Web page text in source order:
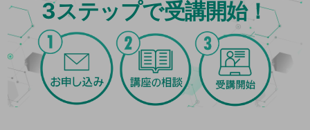
3ステップで受講開始！